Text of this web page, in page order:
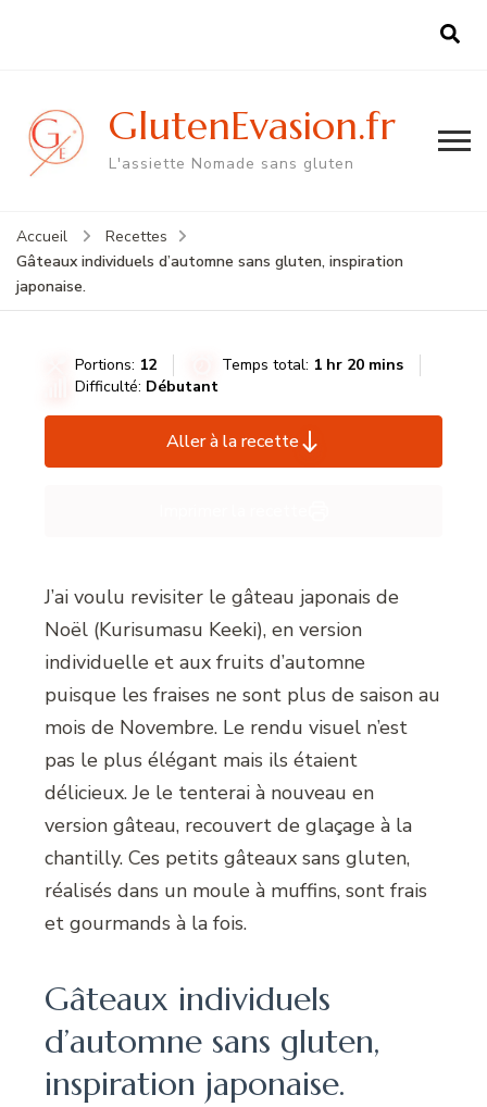
GlutenEvasion.fr
L'assiette Nomade sans gluten
Accueil
Recettes
Gâteaux individuels d’automne sans gluten, inspiration
japonaise.
Portions: 12 Temps total: 1 hr 20 mins
Difficulté: Débutant
Aller à la recette
J’ai voulu revisiter le gâteau japonais de
Noël (Kurisumasu Keeki), en version
individuelle et aux fruits d’automne
puisque les fraises ne sont plus de saison au
mois de Novembre. Le rendu visuel n’est
pas le plus élégant mais ils étaient
délicieux. Je le tenterai à nouveau en
version gâteau, recouvert de glaçage à la
chantilly. Ces petits gâteaux sans gluten,
réalisés dans un moule à muffins, sont frais
et gourmands à la fois.
Gâteaux individuels
d’automne sans gluten,
inspiration japonaise.